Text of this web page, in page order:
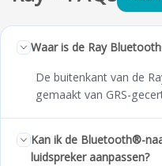
Waar is de Ray
De buitenkant van de
gemaakt van GRS-
Kan ik de Bluetooth®-
luidspreker aanpassen?